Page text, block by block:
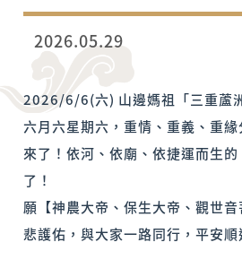
2026.05.29
2026/6/6(六) 山邊媽祖「三重蘆
六月六星期六，重情、重義、重
來了！依河、依廟、依捷運而生
了！
願【神農大帝、保生大帝、觀世
悲護佑，與大家一路同行，平安順